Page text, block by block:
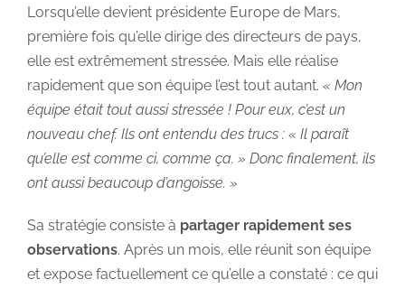
Lorsqu’elle devient présidente Europe de Mars,
première fois qu’elle dirige des directeurs de pays,
elle est extrêmement stressée. Mais elle réalise
rapidement que son équipe l’est tout autant. « Mon
équipe était tout aussi stressée ! Pour eux, c’est un
nouveau chef. Ils ont entendu des trucs : « Il paraît
qu’elle est comme ci, comme ça. » Donc finalement, ils
ont aussi beaucoup d’angoisse. »
Sa stratégie consiste à partager rapidement ses
observations. Après un mois, elle réunit son équipe
et expose factuellement ce qu’elle a constaté : ce qui